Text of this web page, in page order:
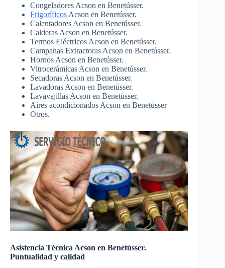
Congeladores Acson en Benetússer.
Frigoríficos Acson en Benetússer.
Calentadores Acson en Benetússer.
Calderas Acson en Benetússer.
Termos Eléctricos Acson en Benetússer.
Campanas Extractoras Acson en Benetússer.
Hornos Acson en Benetússer.
Vitrocerámicas Acson en Benetússer.
Secadoras Acson en Benetússer.
Lavadoras Acson en Benetússer.
Lavavajillas Acson en Benetússer.
Aires acondicionados Acson en Benetússer
Otros.
Asistencia Técnica Acson en Benetússer.
Puntualidad y calidad